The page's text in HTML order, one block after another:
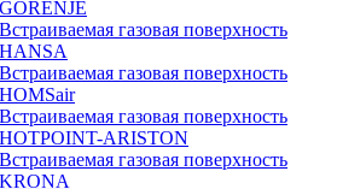
GORENJE
Встраиваемая газовая поверхность
HANSA
Встраиваемая газовая поверхность
HOMSair
Встраиваемая газовая поверхность
HOTPOINT-ARISTON
Встраиваемая газовая поверхность
KRONA